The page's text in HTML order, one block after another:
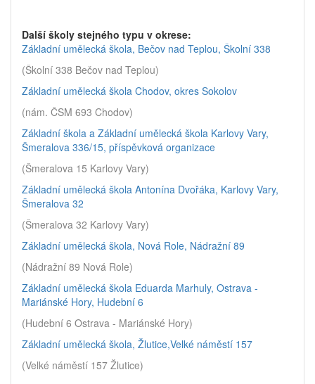
Další školy stejného typu v okrese:
Základní umělecká škola, Bečov nad Teplou, Školní 338
(Školní 338 Bečov nad Teplou)
Základní umělecká škola Chodov, okres Sokolov
(nám. ČSM 693 Chodov)
Základní škola a Základní umělecká škola Karlovy Vary,
Šmeralova 336/15, příspěvková organizace
(Šmeralova 15 Karlovy Vary)
Základní umělecká škola Antonína Dvořáka, Karlovy Vary,
Šmeralova 32
(Šmeralova 32 Karlovy Vary)
Základní umělecká škola, Nová Role, Nádražní 89
(Nádražní 89 Nová Role)
Základní umělecká škola Eduarda Marhuly, Ostrava -
Mariánské Hory, Hudební 6
(Hudební 6 Ostrava - Mariánské Hory)
Základní umělecká škola, Žlutice,Velké náměstí 157
(Velké náměstí 157 Žlutice)